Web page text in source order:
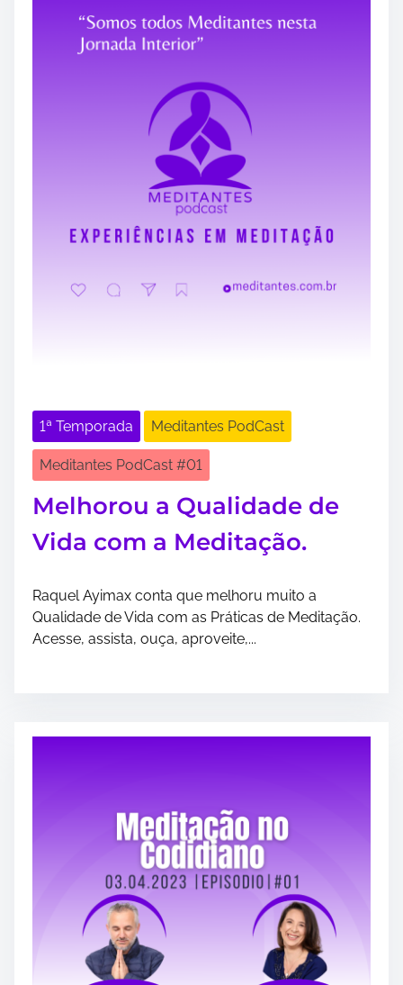
1ª Temporada Meditantes PodCast
Meditantes PodCast #01
Melhorou a Qualidade de
Vida com a Meditação.
Raquel Ayimax conta que melhoru muito a
Qualidade de Vida com as Práticas de Meditação.
Acesse, assista, ouça, aproveite,...